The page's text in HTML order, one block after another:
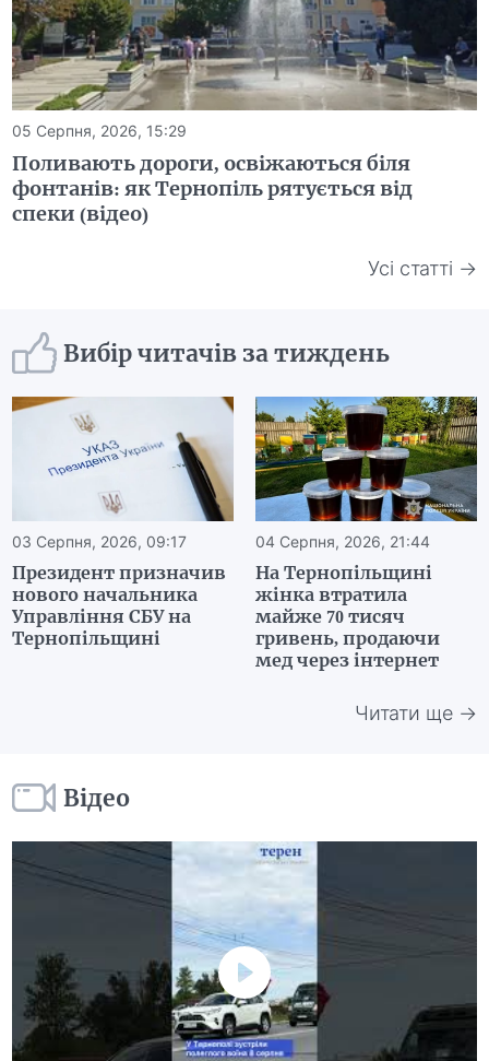
05 Серпня, 2026, 15:29
Поливають дороги, освіжаються біля
фонтанів: як Тернопіль рятується від
спеки (відео)
Усі статті →
Вибір читачів за тиждень
03 Серпня, 2026, 09:17
Президент призначив
нового начальника
Управління СБУ на
Тернопільщині
04 Серпня, 2026, 21:44
На Тернопільщині
жінка втратила
майже 70 тисяч
гривень, продаючи
мед через інтернет
Читати ще →
Відео